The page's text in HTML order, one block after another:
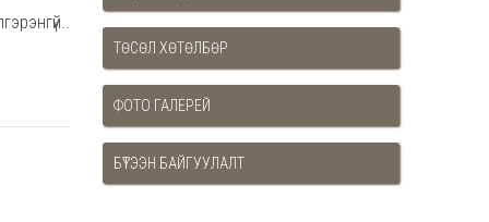
ТӨСӨЛ ХӨТӨЛБӨР
ФОТО ГАЛЕРЕЙ
БҮТЭЭН БАЙГУУЛАЛТ